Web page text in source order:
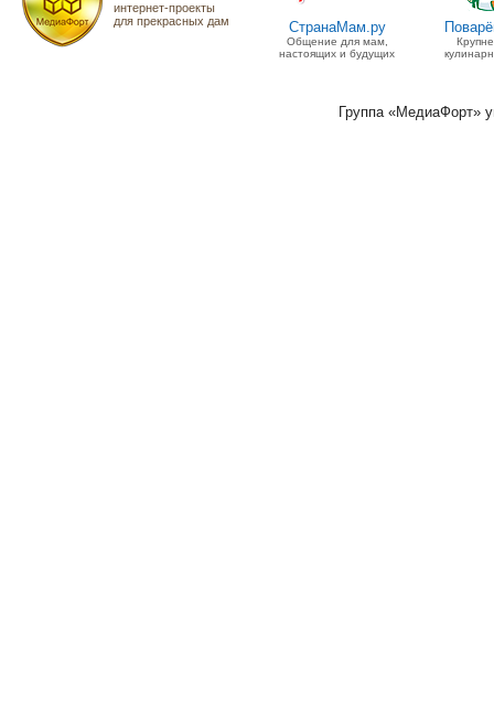
интернет-проекты
для прекрасных дам
СтранаМам.ру
Общение для мам,
настоящих и будущих
Группа «МедиаФорт»